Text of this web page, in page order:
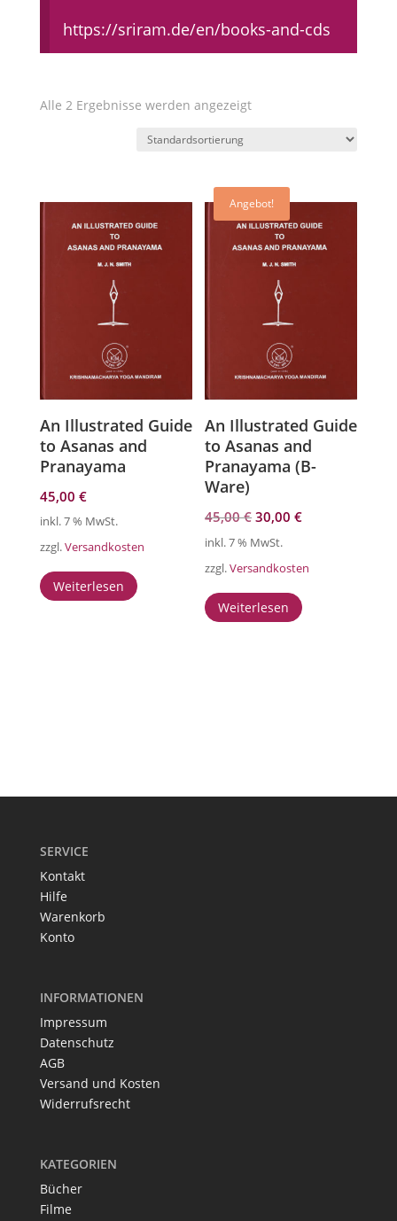
https://sriram.de/en/books-and-cds
Alle 2 Ergebnisse werden angezeigt
An Illustrated Guide
to Asanas and
Pranayama
45,00 €
inkl. 7 % MwSt.
zzgl.Versandkosten
Weiterlesen
Angebot!
An Illustrated Guide
to Asanas and
Pranayama (B-
Ware)
45,00€ Ursprünglicher
Preis
war:
30,00€Aktueller
ist:
inkl. 7 % MwSt.
zzgl.Versandkosten
Weiterlesen
SERVICE
Kontakt
Hilfe
Warenkorb
Konto
INFORMATIONEN
Impressum
Datenschutz
AGB
Versand und Kosten
Widerrufsrecht
KATEGORIEN
Bücher
Filme